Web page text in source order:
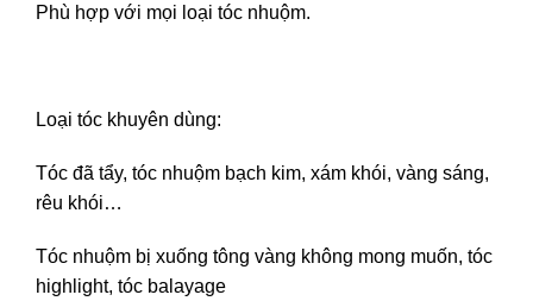
Phù hợp với mọi loại tóc nhuộm.
Loại tóc khuyên dùng:
Tóc đã tẩy, tóc nhuộm bạch kim, xám khói, vàng sáng,
rêu khói…
Tóc nhuộm bị xuống tông vàng không mong muốn, tóc
highlight, tóc balayage